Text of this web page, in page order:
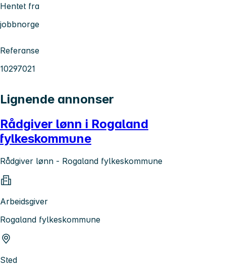
Hentet fra
jobbnorge
Referanse
10297021
Lignende annonser
Rådgiver lønn i Rogaland
fylkeskommune
Rådgiver lønn - Rogaland fylkeskommune
Arbeidsgiver
Rogaland fylkeskommune
Sted